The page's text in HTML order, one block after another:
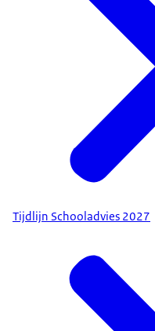
Tijdlijn Schooladvies 2027